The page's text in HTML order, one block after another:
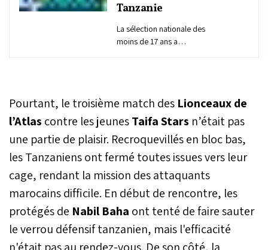
Tanzanie
La sélection nationale des
moins de 17 ans a
groupes de la Coupe
d’Afrique. Face à une
et dangereuse sur les
relances, les protégés de
réussi à trouver la solution
pour débloquer le match.
Réduits à dix après
l’expulsion de Hamza
Bouhaddi (77e), les
Lionceaux de l’Atlas ont
Pourtant, le troisième match des Lionceaux de
l’Atlas contre les jeunesTaifa Stars n’était pas
une partie de plaisir. Recroquevillés en bloc bas,
les Tanzaniens ont fermé toutes issues vers leur
cage, rendant la mission des attaquants
marocains difficile. En début de rencontre, les
protégés de Nabil Baha ont tenté de faire sauter
le verrou défensif tanzanien, mais l'efficacité